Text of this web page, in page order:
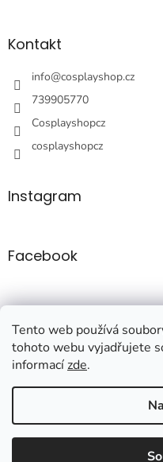
Tento web používá
tohoto webu vyjadřujete
informacízde.
aKontakt
info@cosplayshop.cz
739905770
Cosplayshopcz
cosplayshopcz
Instagram
Facebook
Copyright 2026